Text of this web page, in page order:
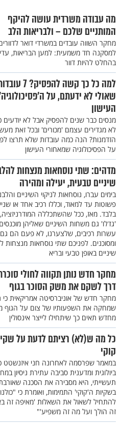
מה עבודה משרדית עושה להיקף
המותניים שלכם – ולבריאות הלב
מחקר השווה עובדים במשרדי דואר
למסקנה חד משמעית: למען הבריאות,
בהחלט להיות דוור
למה כל כך קשה להפסיק? 7
שאולי לא ידעתם, על
העישון
מנסים כבר שנים להפסיק אבל לא יודעים
לא מגדירים עצמם 'מכורים' ובכל זאת
הזדמנות? הנה כמה עובדות שלא תרצו
על הפסיכולוגיה שמאחורי העישון
מדהים: שתי נוסחאות מנצחות
שיניים טבעית, יעילה ומהירה
בימים עברו, נוסחאות לניקוי השיניים
פשוטות עד למאוד, וכללו רכיב אחד או
בלבד. מאז, ככל שהשתכללה
'גדלו' גם משחות השיניים שאליהן
עשרות רכיבים, שלצערנו, לא פעם הם גם
ומסוכנים. לפניכם שתי נוסחאות מנצחות
שיניים באופן טבעי ובריא
מחקר חדש נותן תקווה לחולי
דרך לשקם את משק הסוכר בגוף
מחקר חדש של אוניברסיטה אמריקאית כי
שמחקה את השפעותיו של צום על הגוף
מחדש תאים כך שיתחילו לייצר אינסולין
כל מה ש(לא) רציתם לדעת על
קוקי
במאמר שפרסמה לאחרונה חני איזנשטט
ביולוגית ומדענית סביבה עתירת ניסיון
תעשייתי, היא מסבירה את הסכנה
בשקיות ה'קוקי' התמימות, ואומרת כי "כולנו
להתחיל לשאול את השאלות 'מאיפה זה
זה הולך ועל מה זה משפיע'"